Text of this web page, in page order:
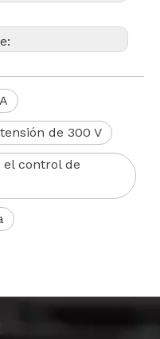
de 300 V
el control de